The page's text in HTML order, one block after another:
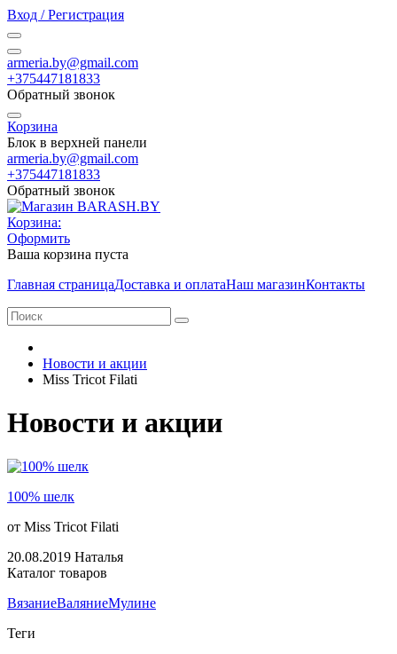
Вход / Регистрация
armeria.by@gmail.com
+375447181833
Обратный звонок
Корзина
Блок в верхней панели
armeria.by@gmail.com
+375447181833
Обратный звонок
Корзина:
Оформить
Ваша корзина пуста
Главная страницаДоставка и оплатаНаш магазинКонтакты
Новости и акции
Miss Tricot Filati
Новости и акции
100% шелк
от Miss Tricot Filati
20.08.2019 Наталья
Каталог товаров
ВязаниеВаляниеМулине
Теги